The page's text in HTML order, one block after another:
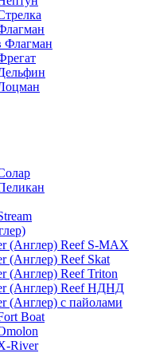
Флагман
(Англер) Reef S-MAX
(Англер) Reef Skat
(Англер) Reef Triton
(Англер) Reef НДНД
(Англер) с пайолами
Boat
River